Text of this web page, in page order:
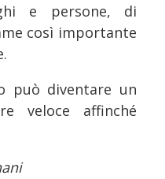
e persone, di
così importante
può diventare un
veloce affinché